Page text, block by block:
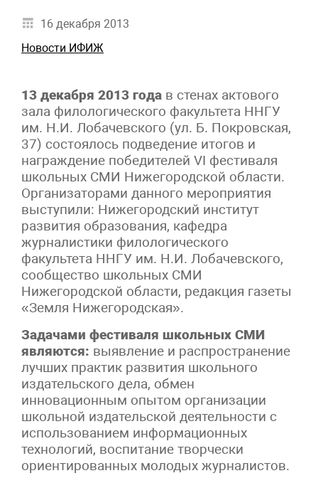
16 декабря 2013
Новости ИФИЖ
13 декабря 2013 года в стенах актового
зала филологического факультета ННГУ
им. Н.И. Лобачевского (ул. Б. Покровская,
37) состоялось подведение итогов и
награждение победителей VI фестиваля
школьных СМИ Нижегородской области.
Организаторами данного мероприятия
выступили: Нижегородский институт
развития образования, кафедра
журналистики филологического
факультета ННГУ им. Н.И. Лобачевского,
сообщество школьных СМИ
Нижегородской области, редакция газеты
«Земля Нижегородская».
Задачами фестиваля школьных СМИ
являются: выявление и распространение
лучших практик развития школьного
издательского дела, обмен
инновационным опытом организации
школьной издательской деятельности с
использованием информационных
технологий, воспитание творчески
ориентированных молодых журналистов.